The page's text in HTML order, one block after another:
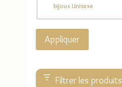
bijoux Unisexe
Appliquer
Filtrer les produits